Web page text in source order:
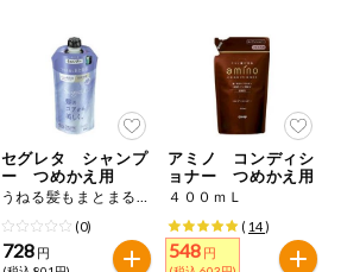
セグレタ シャンプ
ー つめかえ用
うねる髪もまとまる ３４０ｍＬ
(0)
728 円
アミノ コンディシ
ョナー つめかえ用
４００ｍＬ
( 14)
548 円